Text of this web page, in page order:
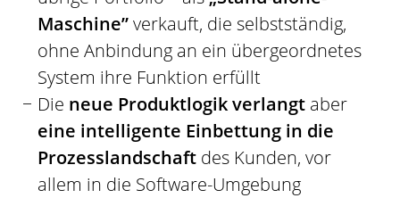
Maschine”verkauft, die selbstständig,
ohne Anbindung an ein übergeordnetes
System ihre Funktion erfüllt
Die neue Produktlogik verlangt aber
eine intelligente Einbettung in die
Prozesslandschaft des Kunden, vor
allem in die Software-Umgebung